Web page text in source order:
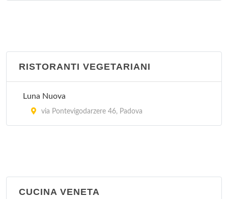
RISTORANTI VEGETARIANI
Luna Nuova
via Pontevigodarzere 46, Padova
CUCINA VENETA